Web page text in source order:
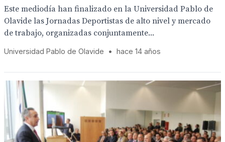
Este mediodía han finalizado en la Universidad Pablo de
Olavide las Jornadas Deportistas de alto nivel y mercado
de trabajo, organizadas conjuntamente...
Universidad Pablo de Olavide • hace 14 años